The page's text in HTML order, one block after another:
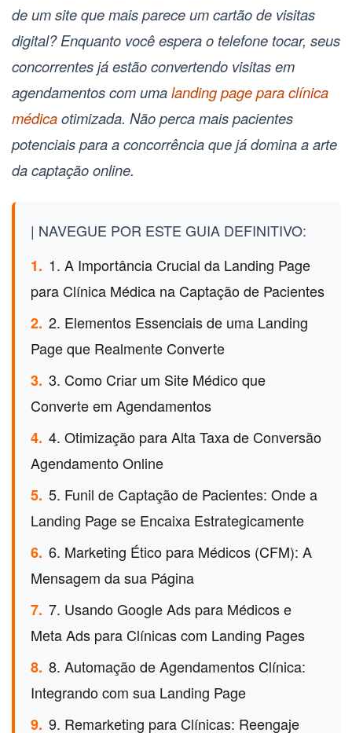
de um site que mais parece um cartão de visitas
digital? Enquanto você espera o telefone tocar, seus
concorrentes já estão convertendo visitas em
agendamentos com umalanding page para clínica
médicaotimizada. Não perca mais pacientes
potenciais para a concorrência que já domina a arte
da captação online.
| NAVEGUE POR ESTE GUIA DEFINITIVO:
1. 1. A Importância Crucial da Landing Page
para Clínica Médica na Captação de Pacientes
2. 2. Elementos Essenciais de uma Landing
Page que Realmente Converte
3. 3. Como Criar um Site Médico que
Converte em Agendamentos
4. 4. Otimização para Alta Taxa de Conversão
Agendamento Online
5. 5. Funil de Captação de Pacientes: Onde a
Landing Page se Encaixa Estrategicamente
6. 6. Marketing Ético para Médicos (CFM): A
Mensagem da sua Página
7. 7. Usando Google Ads para Médicos e
Meta Ads para Clínicas com Landing Pages
8. 8. Automação de Agendamentos Clínica:
Integrando com sua Landing Page
9. 9. Remarketing para Clínicas: Reengaje